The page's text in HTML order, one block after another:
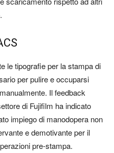
le tipografie per la stampa di
per pulire e occuparsi
Il feedback
di Fujifilm ha indicato
impiego di manodopera non
e demotivante per il
pre-stampa.